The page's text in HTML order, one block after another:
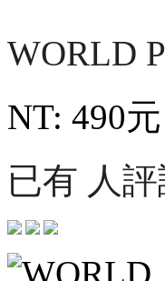
WORLD
NT: 490元
已有 人